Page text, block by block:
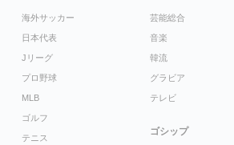
海外サッカー
日本代表
Jリーグ
プロ野球
MLB
ゴルフ
テニス
芸能総合
音楽
韓流
グラビア
テレビ
ゴシップ